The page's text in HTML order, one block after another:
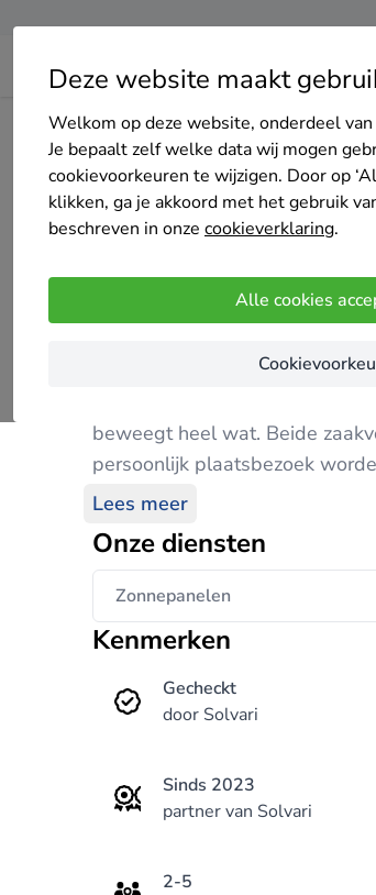
Deze website maakt
Welkom op deze website, onderdeel
Je bepaalt zelf welke data wij mogen
cookievoorkeuren te wijzigen. Door op
klikken, ga je akkoord met het gebruik
beschreven in onze cookieverklaring.
Alle cookies
Home Bedrijven overzicht BVB Green
BVB Green Solutions
Nog geen reviews
Nick en Michael hebben
beweegt heel wat. Beide
persoonlijk plaatsbezoek
Lees meer
Onze diensten
Zonnepanelen
Kenmerken
Gecheckt
door Solvari
Sinds 2023
partner van Solvari
2-5